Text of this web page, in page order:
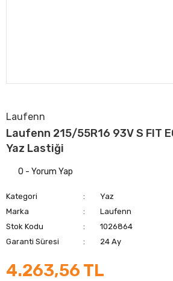
Laufenn
Laufenn 215/55R16 93V S FIT
Yaz Lastiği
0 - Yorum Yap
Kategori
Yaz
Marka
Laufenn
Stok Kodu
1026864
Garanti Süresi
24 Ay
4.263,56 TL